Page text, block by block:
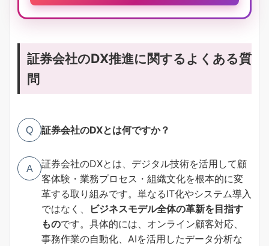
証券会社のDX推進に関するよくある質
問
Q 証券会社のDXとは何ですか？
A
証券会社のDXとは、デジタル技術を活用して顧
客体験・業務プロセス・組織文化を根本的に変
革する取り組みです。単なるIT化やシステム導入
ではなく、
ビジネスモデル全体の革新を目指す
ものです。具体的には、オンライン顧客対応、
事務作業の自動化、AIを活用したデータ分析な